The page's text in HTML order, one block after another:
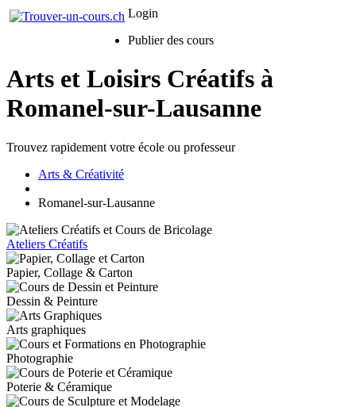
Login
Publier des cours
Arts et Loisirs Créatifs à
Romanel-sur-Lausanne
Trouvez rapidement votre école ou professeur
Arts & Créativité
Romanel-sur-Lausanne
Ateliers Créatifs
Papier, Collage & Carton
Dessin & Peinture
Arts graphiques
Photographie
Poterie & Céramique